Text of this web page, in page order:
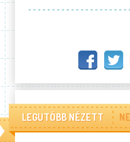
LEGUTÓBB NÉZETT